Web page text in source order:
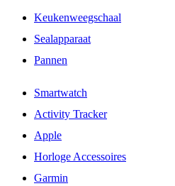
Keukenweegschaal
Sealapparaat
Pannen
Smartwatch
Activity Tracker
Apple
Horloge Accessoires
Garmin